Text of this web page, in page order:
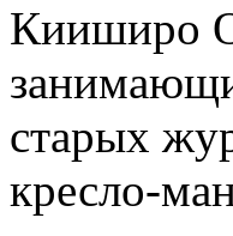
Кииширо
старых
кресло-